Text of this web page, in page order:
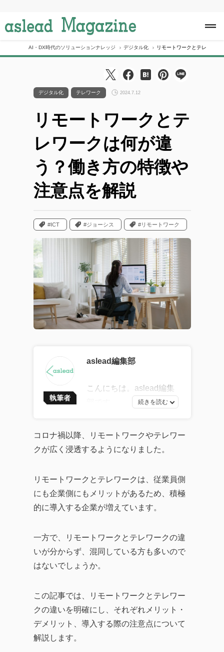
c
AI・DX時代のソリューションナレッジ デジタル化 リモートワークとテレワー
デジタル化 テレワーク 2024.7.12
リモートワークとテ
レワークは何が違
う？働き方の特徴や
注意点を解説
#ICT #ジョーシス #リモートワーク
執筆者
aslead編集部
こんにちは。aslead編集
トレンドから、AI・DXツ
ールの効果的な活用法、
成功に導くソリューショ
ンまで、幅広い記事を提
供しています。
決策として効率的なツー
ルの活用方法を探求し、
生産性の向上に繋がる実
ことを目指します。
コロナ禍以降、リモートワークやテレワー
クが広く浸透するようになりました。
リモートワークとテレワークは、従業員側
にも企業側にもメリットがあるため、積極
的に導入する企業が増えています。
一方で、リモートワークとテレワークの違
いが分からず、混同している方も多いので
はないでしょうか。
この記事では、リモートワークとテレワー
クの違いを明確にし、それぞれメリット・
デメリット、導入する際の注意点について
解説します。